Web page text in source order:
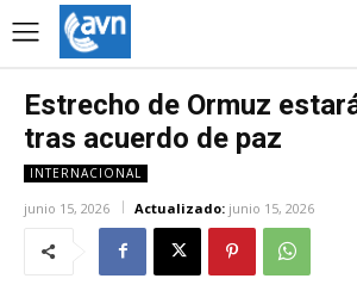
Estrecho de Ormuz
tras acuerdo de paz
INTERNACIONAL
junio 15, 2026 Actualizado: junio 15, 2026